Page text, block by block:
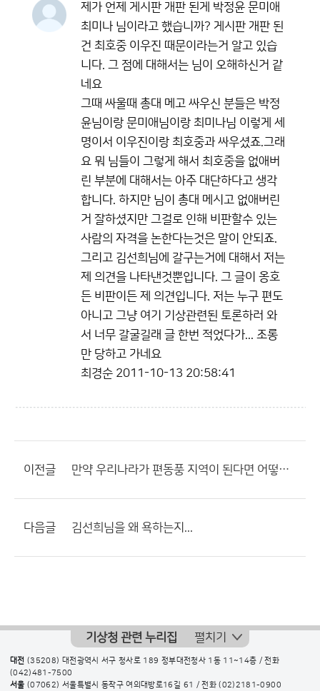
제가 언제 게시판 개판 된게 박정윤 문미애
최미나 님이라고 했습니까? 게시판 개판 된
건 최호중 이우진 때문이라는거 알고 있습
니다. 그 점에 대해서는 님이 오해하신거 같
네요
그때 싸울때 총대 메고 싸우신 분들은 박정
윤님이랑 문미애님이랑 최미나님 이렇게 세
명이서 이우진이랑 최호중과 싸우셨죠.그래
요 뭐 님들이 그렇게 해서 최호중을 없애버
린 부분에 대해서는 아주 대단하다고 생각
합니다. 하지만 님이 총대 메시고 없애버린
거 잘하셨지만 그걸로 인해 비판할수 있는
사람의 자격을 논한다는것은 말이 안되죠.
그리고 김선희님에 갈구는거에 대해서 저는
제 의견을 나타낸것뿐입니다. 그 글이 옹호
든 비판이든 제 의견입니다. 저는 누구 편도
아니고 그냥 여기 기상관련된 토론하러 와
서 너무 갈굴길래 글 한번 적었다가... 조롱
만 당하고 가네요
최경순 2011-10-13 20:58:41
이전글 만약 우리나라가 편동풍 지역이 된다면 어떻게 될까요?
다음글 김선희님을 왜 욕하는지...
기상청 관련 누리집 펼치기
대전 (35208) 대전광역시 서구 청사로 189 정부대전청사 1동 11~14층 / 전화
(042)481-7500
서울 (07062) 서울특별시 동작구 여의대방로16길 61 / 전화(02)2181-0900